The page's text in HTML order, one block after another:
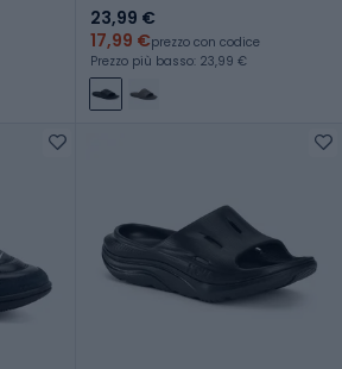
23,99 €
17,99 €prezzo con codice
Prezzo più basso: 23,99 €